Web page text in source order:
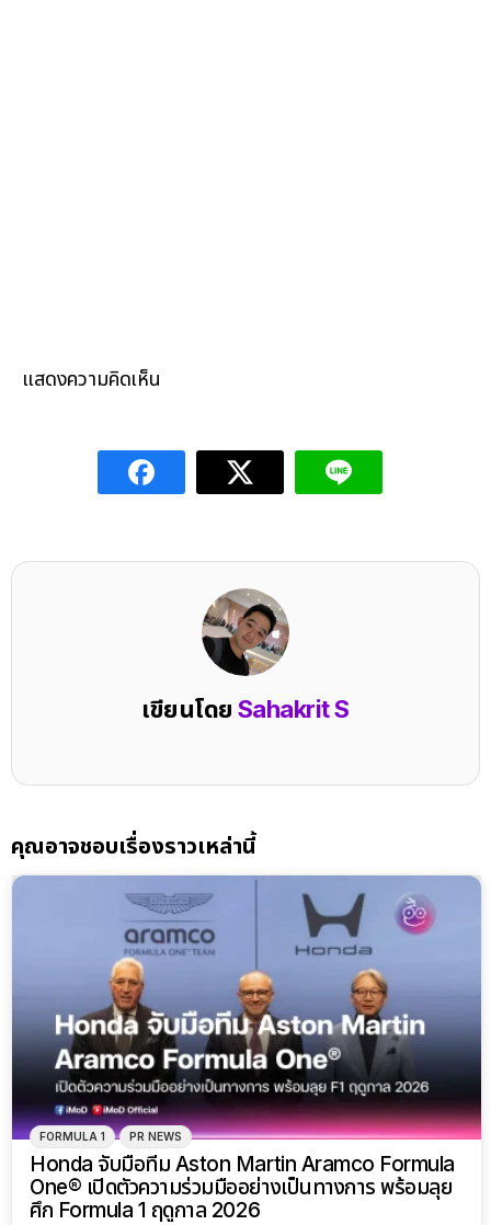
แสดงความคิดเห็น
เขียนโดยSahakrit S
คุณอาจชอบเรื่องราวเหล่านี้
FORMULA 1 PR NEWS
Honda จับมือทีม Aston Martin Aramco Formula
One® เปิดตัวความร่วมมืออย่างเป็นทางการ พร้อมลุย
ศึก Formula 1 ฤดูกาล 2026